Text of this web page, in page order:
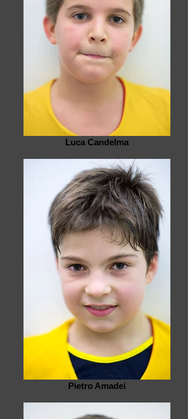
Luca Candelma
Pietro Amadei